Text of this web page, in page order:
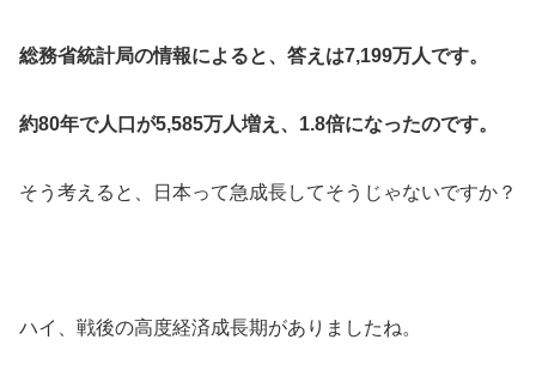
総務省統計局の情報によると、答えは7,199万人です。
約80年で人口が5,585万人増え、1.8倍になったのです。
そう考えると、日本って急成長してそうじゃないですか？
ハイ、戦後の高度経済成長期がありましたね。